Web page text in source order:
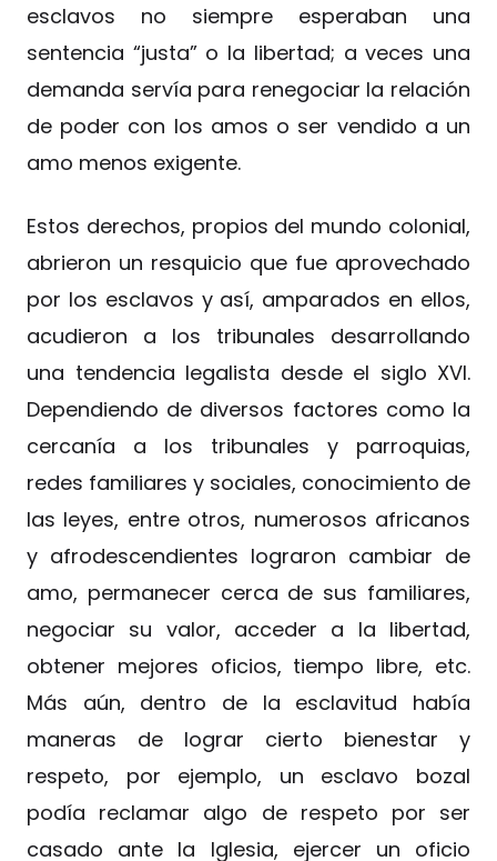
esclavos no siempre esperaban una
sentencia “justa” o la libertad; a veces una
demanda servía para renegociar la relación
de poder con los amos o ser vendido a un
amo menos exigente.
Estos derechos, propios del mundo colonial,
abrieron un resquicio que fue aprovechado
por los esclavos y así, amparados en ellos,
acudieron a los tribunales desarrollando
una tendencia legalista desde el siglo XVI.
Dependiendo de diversos factores como la
cercanía a los tribunales y parroquias,
redes familiares y sociales, conocimiento de
las leyes, entre otros, numerosos africanos
y afrodescendientes lograron cambiar de
amo, permanecer cerca de sus familiares,
negociar su valor, acceder a la libertad,
obtener mejores oficios, tiempo libre, etc.
Más aún, dentro de la esclavitud había
maneras de lograr cierto bienestar y
respeto, por ejemplo, un esclavo bozal
podía reclamar algo de respeto por ser
casado ante la Iglesia, ejercer un oficio